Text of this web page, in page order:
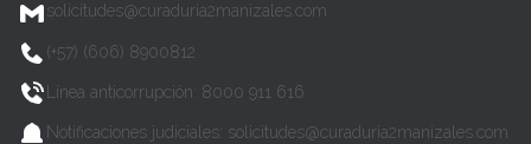
solicitudes@curaduria2manizales.com
(+57) (606) 8900812
Línea anticorrupción: 8000 911 616
Notificaciones judiciales: solicitudes@curaduria2manizales.com